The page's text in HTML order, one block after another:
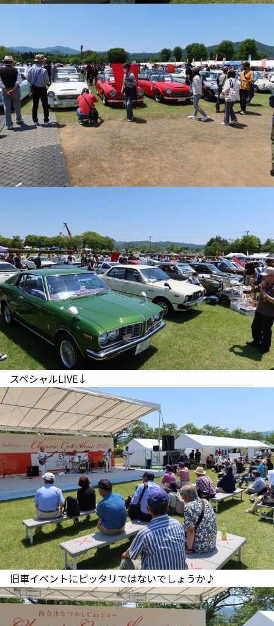
スペシャルLIVE↓
旧車イベントにピッタリではないでしょうか♪